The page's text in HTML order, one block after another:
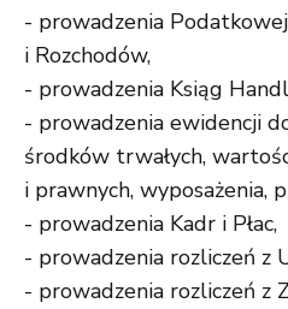
- prowadzenia
i Rozchodów,
- prowadzenia Ksiąg
- prowadzenia ewidencji
środków trwałych,
i prawnych, wyposażenia,
- prowadzenia Kadr i Płac,
- prowadzenia rozliczeń z
- prowadzenia rozliczeń z